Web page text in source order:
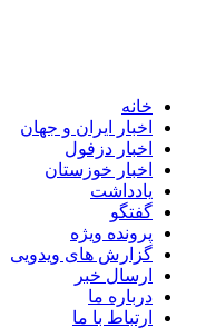
خانه
اخبار ایران و جهان
اخبار دزفول
اخبار خوزستان
یادداشت
گفتگو
پرونده ویژه
گزارش های ویدویی
ارسال خبر
درباره ما
ارتباط با ما